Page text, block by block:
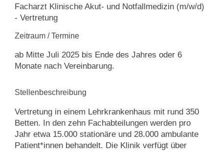
Facharzt Klinische Akut- und Notfallmedizin (m/w/d)
- Vertretung
Zeitraum / Termine
ab Mitte Juli 2025 bis Ende des Jahres oder 6
Monate nach Vereinbarung.
Stellenbeschreibung
Vertretung in einem Lehrkrankenhaus mit rund 350
Betten. In den zehn Fachabteilungen werden pro
Jahr etwa 15.000 stationäre und 28.000 ambulante
Patient*innen behandelt. Die Klinik verfügt über